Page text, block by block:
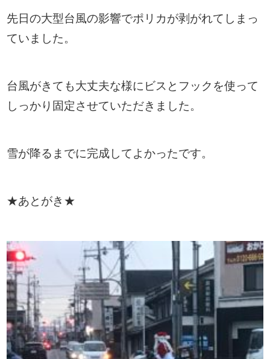
先日の大型台風の影響でポリカが剥がれてしまっ
ていました。
台風がきても大丈夫な様にビスとフックを使って
しっかり固定させていただきました。
雪が降るまでに完成してよかったです。
★あとがき★